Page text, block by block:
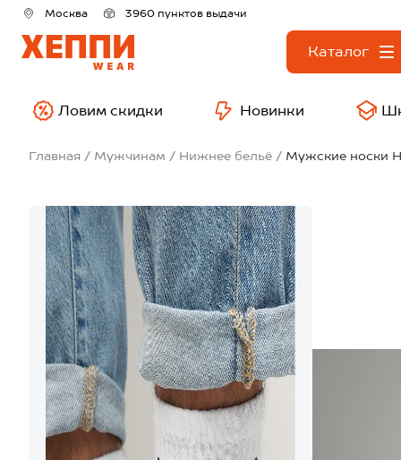
Москва 3960 пунктов выдачи
Каталог
Ловим скидки Новинки
Главная Мужчинам Нижнее бельё Мужские носки